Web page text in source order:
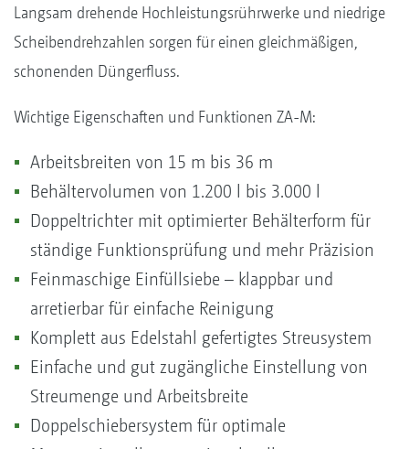
Langsam drehende Hochleistungsrührwerke und niedrige
Scheibendrehzahlen sorgen für einen gleichmäßigen,
schonenden Düngerfluss.
Wichtige Eigenschaften und Funktionen ZA-M:
Arbeitsbreiten von 15 m bis 36 m
Behältervolumen von 1.200 l bis 3.000 l
Doppeltrichter mit optimierter Behälterform für
ständige Funktionsprüfung und mehr Präzision
Feinmaschige Einfüllsiebe – klappbar und
arretierbar für einfache Reinigung
Komplett aus Edelstahl gefertigtes Streusystem
Einfache und gut zugängliche Einstellung von
Streumenge und Arbeitsbreite
Doppelschiebersystem für optimale